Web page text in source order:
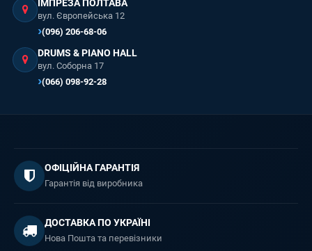
ІМПРЕЗА ПОЛТАВА
вул. Європейська 12
(096) 206-68-06
DRUMS & PIANO HALL
вул. Соборна 17
(066) 098-92-28
ОФІЦІЙНА ГАРАНТІЯ
Гарантія від виробника
ДОСТАВКА ПО УКРАЇНІ
Нова Пошта та перевізники